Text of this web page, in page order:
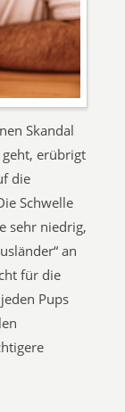
Skandal
erübrigt
die
Schwelle
sehr niedrig,
an
für die
Pups